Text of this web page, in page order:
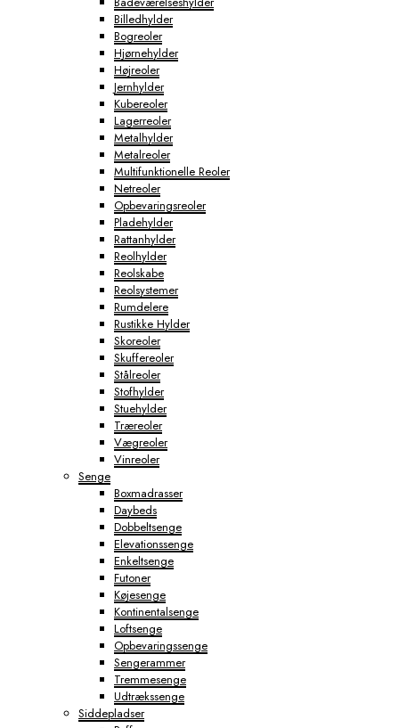
Billedhylder
Bogreoler
Hjørnehylder
Højreoler
Jernhylder
Kubereoler
Lagerreoler
Metalhylder
Metalreoler
Multifunktionelle Reoler
Netreoler
Opbevaringsreoler
Pladehylder
Rattanhylder
Reolhylder
Reolskabe
Reolsystemer
Rumdelere
Rustikke Hylder
Skoreoler
Skuffereoler
Stålreoler
Stofhylder
Stuehylder
Træreoler
Vægreoler
Vinreoler
Senge
Boxmadrasser
Daybeds
Dobbeltsenge
Elevationssenge
Enkeltsenge
Futoner
Køjesenge
Kontinentalsenge
Loftsenge
Opbevaringssenge
Sengerammer
Tremmesenge
Udtrækssenge
Siddepladser